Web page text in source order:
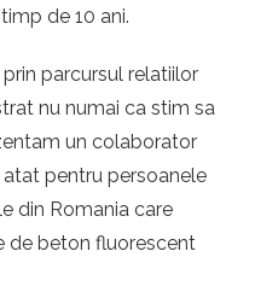
de 10 ani.
parcursul relatiilor
nu numai ca stim sa
un colaborator
pentru persoanele
din Romania care
de beton fluorescent